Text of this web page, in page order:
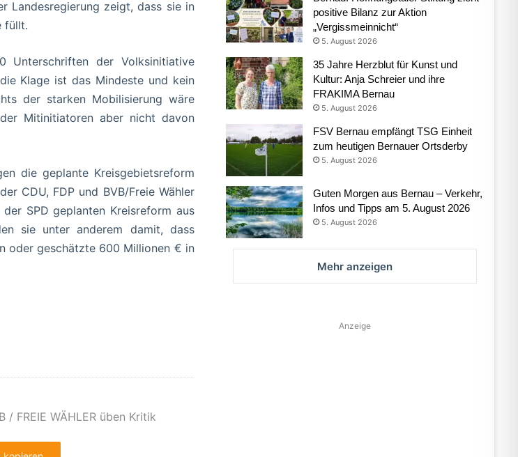
Landesregierung zeigt, dass sie in
füllt.
Unterschriften der Volksinitiative
Klage ist das Mindeste und kein
der starken Mobilisierung wäre
Mitinitiatoren aber nicht davon
die geplante Kreisgebietsreform
CDU, FDP und BVB/Freie Wähler
SPD geplanten Kreisreform aus
sie unter anderem damit, dass
oder geschätzte 600 Millionen € in
/ FREIE WÄHLER üben Kritik
positive Bilanz zur Aktion
„Vergissmeinnicht“
5. August 2026
35 Jahre Herzblut für Kunst und
Kultur: Anja Schreier und ihre
FRAKIMA Bernau
5. August 2026
FSV Bernau empfängt TSG Einheit
zum heutigen Bernauer Ortsderby
5. August 2026
Guten Morgen aus Bernau – Verkehr,
Infos und Tipps am 5. August 2026
5. August 2026
Mehr anzeigen
Anzeige